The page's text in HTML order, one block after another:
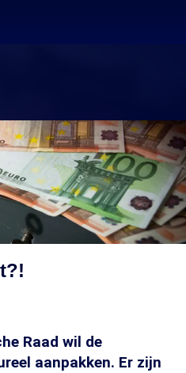
Raad wil de
aanpakken. Er zijn